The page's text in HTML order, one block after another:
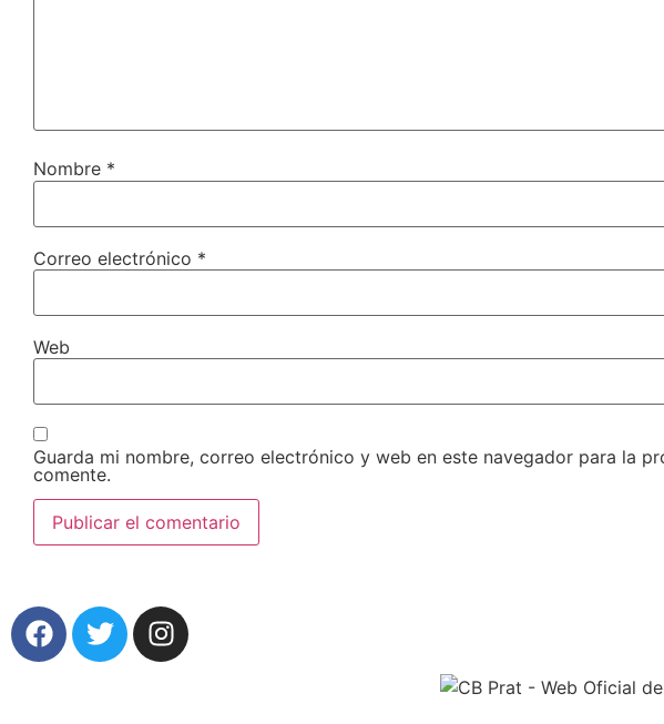
Nombre *
Correo electrónico *
Web
Guarda mi nombre, correo electrónico y web en este navegador para la
comente.